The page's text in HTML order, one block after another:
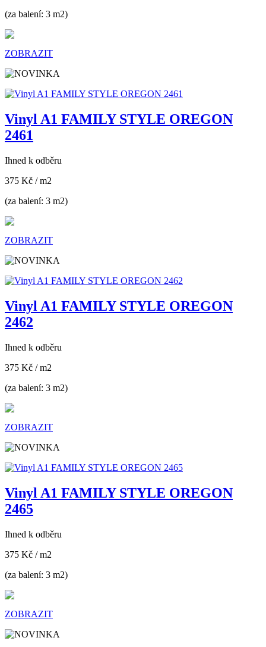
(za balení: 3 m2)
ZOBRAZIT
Vinyl A1 FAMILY STYLE OREGON
2461
Ihned k odběru
375 Kč / m2
(za balení: 3 m2)
ZOBRAZIT
Vinyl A1 FAMILY STYLE OREGON
2462
Ihned k odběru
375 Kč / m2
(za balení: 3 m2)
ZOBRAZIT
Vinyl A1 FAMILY STYLE OREGON
2465
Ihned k odběru
375 Kč / m2
(za balení: 3 m2)
ZOBRAZIT